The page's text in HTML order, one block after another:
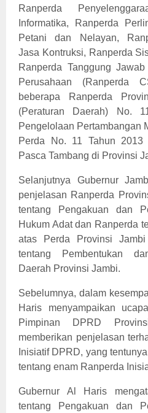
Ranperda
Informatika, Ranperda
Petani dan Nelayan,
Jasa Kontruksi, Ranperda
Ranperda Tanggung
Perusahaan (Ranperda
beberapa Ranperda
(Peraturan Daerah) No.
Pengelolaan Pertambangan
Perda No. 11 Tahun 2013
Pasca Tambang di Provinsi
Selanjutnya Gubernur
penjelasan Ranperda
tentang Pengakuan dan
Hukum Adat dan Ranperda
atas Perda Provinsi
tentang Pembentukan
Daerah Provinsi Jambi.
Sebelumnya, dalam
Haris menyampaikan
Pimpinan DPRD
memberikan penjelasan
Inisiatif DPRD, yang
tentang enam Ranperda
Gubernur Al Haris
tentang Pengakuan dan